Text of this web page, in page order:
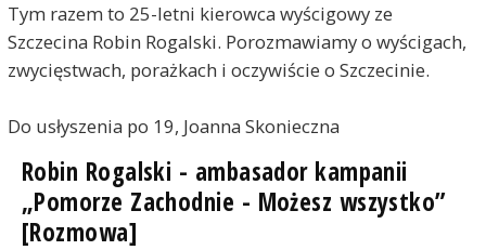
Tym razem to 25-letni kierowca wyścigowy ze
Szczecina Robin Rogalski. Porozmawiamy o wyścigach,
zwycięstwach, porażkach i oczywiście o Szczecinie.
Do usłyszenia po 19, Joanna Skonieczna
Robin Rogalski - ambasador kampanii
„Pomorze Zachodnie - Możesz wszystko”
[Rozmowa]